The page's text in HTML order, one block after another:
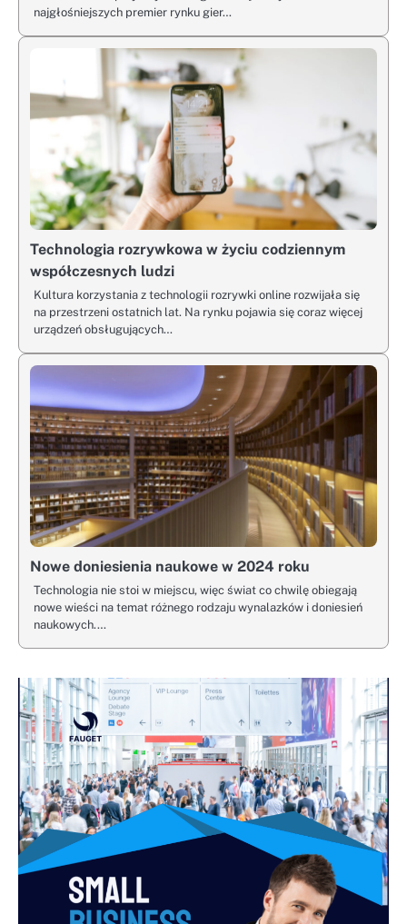
najgłośniejszych premier rynku gier…
Technologia rozrywkowa w życiu codziennym
współczesnych ludzi
Kultura korzystania z technologii rozrywki online rozwijała się
na przestrzeni ostatnich lat. Na rynku pojawia się coraz więcej
urządzeń obsługujących…
Nowe doniesienia naukowe w 2024 roku
Technologia nie stoi w miejscu, więc świat co chwilę obiegają
nowe wieści na temat różnego rodzaju wynalazków i doniesień
naukowych.…